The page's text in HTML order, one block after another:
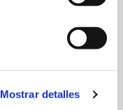
Mostrar detalles